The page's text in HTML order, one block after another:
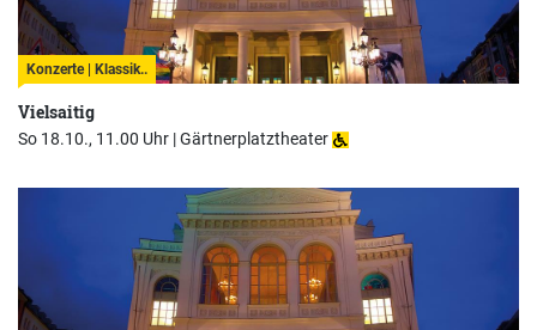
Konzerte | Klassik..
Vielsaitig
So 18.10., 11.00 Uhr |Gärtnerplatztheater